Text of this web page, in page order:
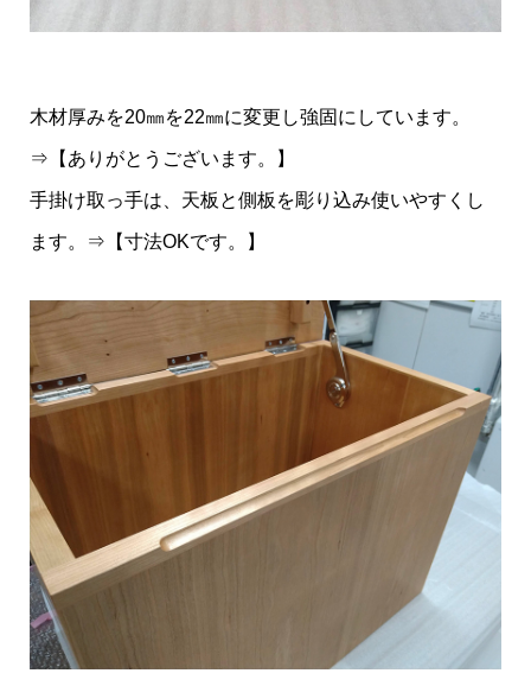
木材厚みを20㎜を22㎜に変更し強固にしています。
⇒【ありがとうございます。】
手掛け取っ手は、天板と側板を彫り込み使いやすくし
ます。⇒【寸法OKです。】